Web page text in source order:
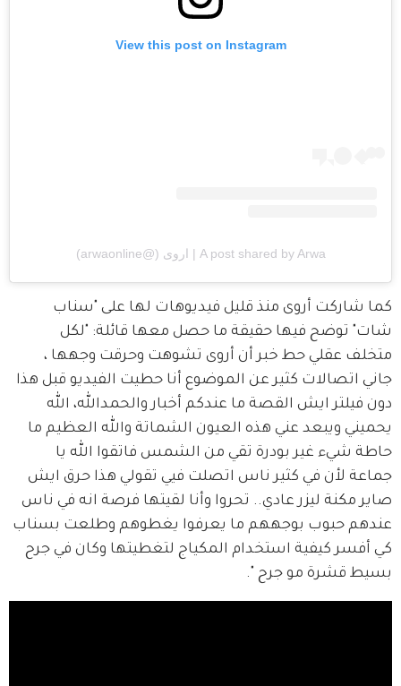
View this post on Instagram
A post shared by Arwa | اروى (@arwaonline)
كما شاركت أروى منذ قليل فيديوهات لها على "سناب
شات" توضح فيها حقيقة ما حصل معها قائلة: "لكل
متخلف عقلي حط خبر أن أروى تشوهت وحرقت وجهها ،
جاني اتصالات كثير عن الموضوع أنا حطيت الفيديو قبل هذا
دون فيلتر ايش القصة ما عندكم أخبار والحمدالله، الله
يحميني ويبعد عني هذه العيون الشماتة والله العظيم ما
حاطة شيء غير بودرة تقي من الشمس فاتقوا الله يا
جماعة لأن في كثير ناس اتصلت فيي تقولي هذا حرق ايش
صاير مكنة ليزر عادي.. تحروا وأنا لقيتها فرصة انه في ناس
عندهم حبوب بوجههم ما يعرفوا يغطوهم وطلعت بسناب
كي أفسر كيفية استخدام المكياج لتغطيتها وكان في جرح
بسيط قشرة مو جرح ".